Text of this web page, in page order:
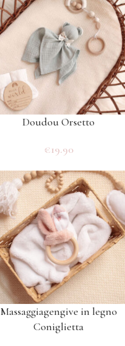
Doudou Orsetto
€19.90
Massaggiagengive in legno
Coniglietta